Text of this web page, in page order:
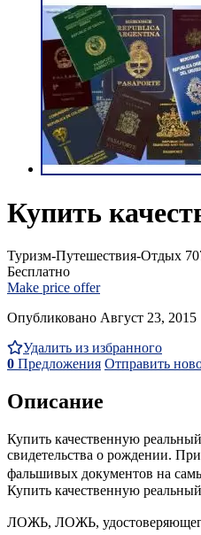
Купить
Туризм-Путешествия-Отдых
Бесплатно
Make price offer
Опубликовано Август 23, 2015
Удалить из избранного
0 Предложения Отправить
Описание
Купить качественную
свидетельства о рождении.
фальшивых документов на
Купить качественную
ЛОЖЬ, ЛОЖЬ, удостоверяющего